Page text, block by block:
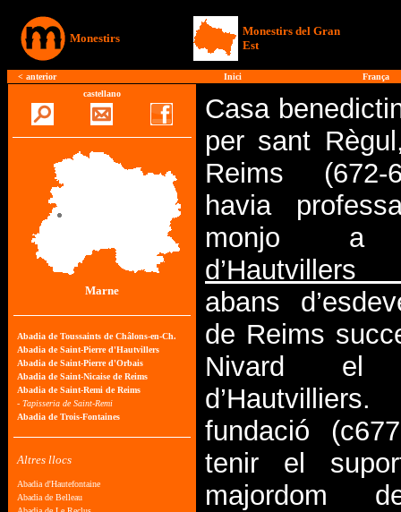
Monestirs
Monestirs del Gran
Est
< anterior Inici
França
castellano
Marne
Casa
per sant
Reims
havia
monjo a
abans
de Reims
Nivard el
fundació
tenir el
majordom